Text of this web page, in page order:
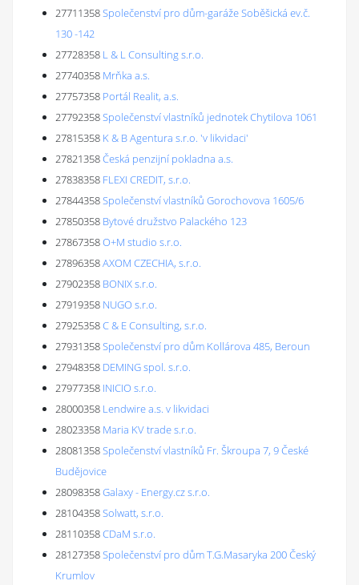
27711358Společenství pro dům-garáže Soběšická ev.č.
130 -142
27728358 L & L Consulting s.r.o.
27740358 Mrňka a.s.
27757358 Portál Realit, a.s.
27792358Společenství vlastníků jednotek Chytilova 1061
27815358 K & B Agentura s.r.o. 'v likvidaci'
27821358Česká penzijní pokladna a.s.
27838358 FLEXI CREDIT, s.r.o.
27844358Společenství vlastníků Gorochovova 1605/6
27850358 Bytové družstvo Palackého 123
27867358O+M studio s.r.o.
27896358AXOM CZECHIA, s.r.o.
27902358 BONIX s.r.o.
27919358 NUGO s.r.o.
27925358C & E Consulting, s.r.o.
27931358Společenství pro dům Kollárova 485, Beroun
27948358 DEMING spol. s.r.o.
27977358 INICIO s.r.o.
28000358 Lendwire a.s. v likvidaci
28023358 Maria KV trade s.r.o.
28081358Společenství vlastníků Fr. Škroupa 7, 9 České
Budějovice
28098358Galaxy - Energy.cz s.r.o.
28104358Solwatt, s.r.o.
28110358CDaM s.r.o.
28127358Společenství pro dům T.G.Masaryka 200 Český
Krumlov